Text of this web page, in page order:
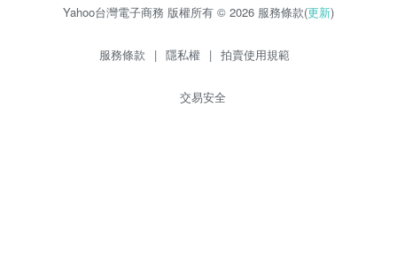
Yahoo台灣電子商務 版權所有 © 2026 服務條款(更新)
服務條款 | 隱私權 | 拍賣使用規範
交易安全